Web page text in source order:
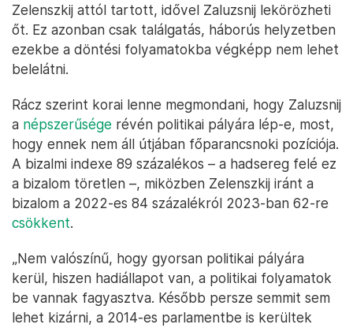
Zelenszkij attól tartott, idővel Zaluzsnij lekörözheti
őt. Ez azonban csak találgatás, háborús helyzetben
ezekbe a döntési folyamatokba végképp nem lehet
belelátni.
Rácz szerint korai lenne megmondani, hogy Zaluzsnij
a népszerűsége révén politikai pályára lép-e, most,
hogy ennek nem áll útjában főparancsnoki pozíciója.
A bizalmi indexe 89 százalékos – a hadsereg felé ez
a bizalom töretlen –, miközben Zelenszkij iránt a
bizalom a 2022-es 84 százalékról 2023-ban 62-re
csökkent.
„Nem valószínű, hogy gyorsan politikai pályára
kerül, hiszen hadiállapot van, a politikai folyamatok
be vannak fagyasztva. Később persze semmit sem
lehet kizárni, a 2014-es parlamentbe is kerültek